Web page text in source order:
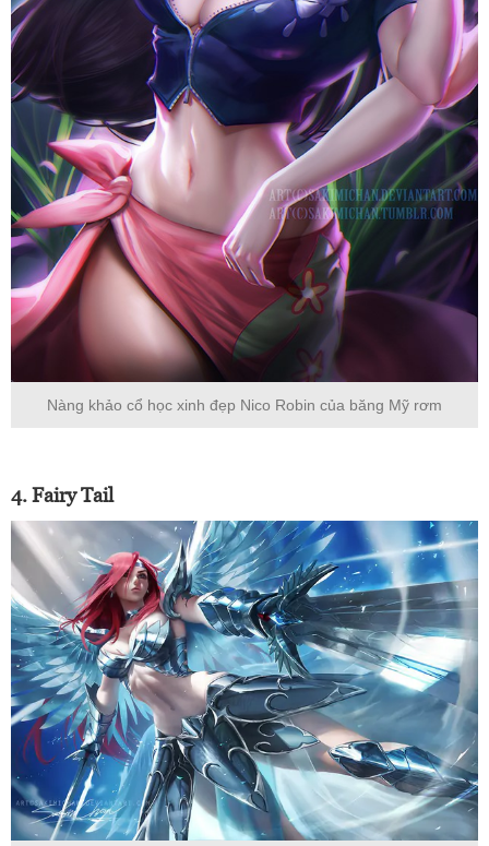
Nàng khảo cổ học xinh đẹp Nico Robin của băng Mỹ rơm
4. Fairy Tail